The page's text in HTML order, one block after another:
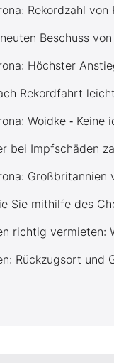
Rekordzahl
Beschuss
Höchster
Rekordfahrt
Woidke ‑
bei Impfschäden
Großbritannien
Sie mithilfe des
richtig vermieten:
Rückzugsort und